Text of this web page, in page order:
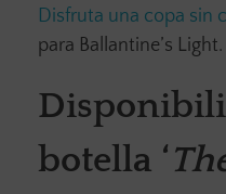
Disfruta una copa sin
para Ballantine’s Light.
botella ‘